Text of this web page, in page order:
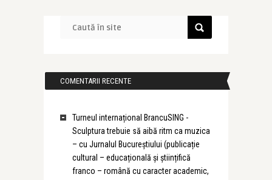
COMENTARII RECENTE
Turneul internațional BrancuSING -
Sculptura trebuie să aibă ritm ca muzica
– cu Jurnalul Bucureștiului (publicație
cultural – educațională și științifică
franco – română cu caracter academic,